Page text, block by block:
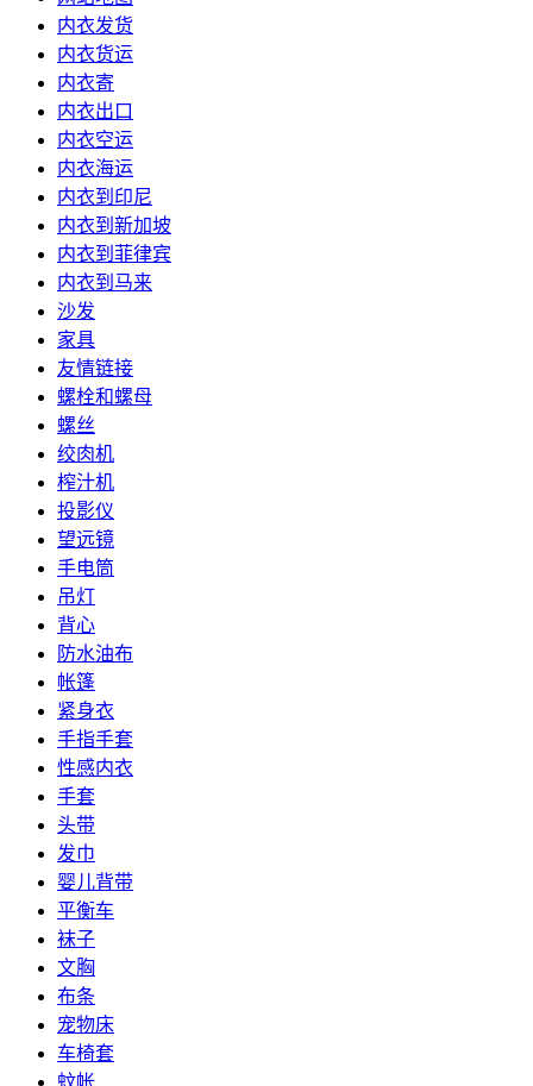
内衣发货
内衣货运
内衣寄
内衣出口
内衣空运
内衣海运
内衣到印尼
内衣到新加坡
内衣到菲律宾
内衣到马来
沙发
家具
友情链接
螺栓和螺母
螺丝
绞肉机
榨汁机
投影仪
望远镜
手电筒
吊灯
背心
防水油布
帐篷
紧身衣
手指手套
性感内衣
手套
头带
发巾
婴儿背带
平衡车
袜子
文胸
布条
宠物床
车椅套